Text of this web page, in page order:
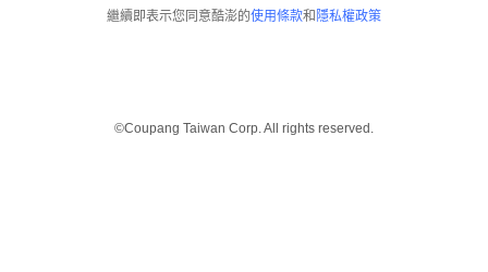
繼續即表示您同意酷澎的使用條款和 隱私權政策
©Coupang Taiwan Corp. All rights reserved.